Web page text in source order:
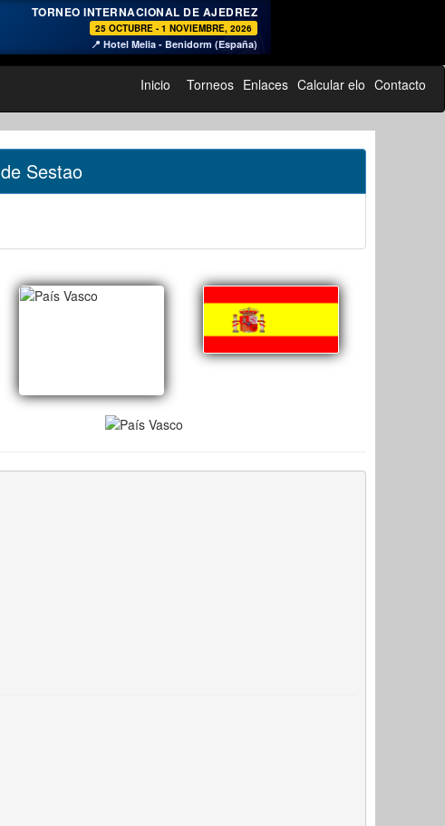
♞
TORNEO INTERNACIONAL DE AJEDREZ
25 OCTUBRE - 1 NOVIEMBRE, 2026
📍 Hotel Melia - Benidorm (España)
Inicio Torneos Enlaces Calcular elo Contacto
Sestao